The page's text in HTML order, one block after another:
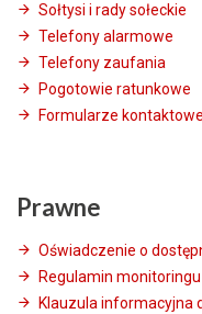
Sołtysi i rady sołeckie
Telefony alarmowe
Telefony zaufania
Pogotowie ratunkowe
Formularze kontaktowe
Prawne
Oświadczenie o
Regulamin monitoringu
Klauzula informacyjna